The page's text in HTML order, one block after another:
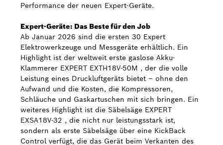
Performance der neuen Expert-Geräte.
Expert-Geräte: Das Beste für den Job
Ab Januar 2026 sind die ersten 30 Expert
Elektrowerkzeuge und Messgeräte erhältlich. Ein
Highlight ist der weltweit erste gaslose Akku-
Klammerer EXPERT EXTH18V-50M , der die volle
Leistung eines Druckluftgeräts bietet – ohne den
Aufwand und die Kosten, die Kompressoren,
Schläuche und Gaskartuschen mit sich bringen. Ein
weiteres Highlight ist die Säbelsäge EXPERT
EXSA18V-32 , die nicht nur leistungsstark ist,
sondern als erste Säbelsäge über eine KickBack
Control verfügt, die das Gerät beim Verkanten des